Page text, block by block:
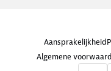
Aansprakelijkheid
Algemene